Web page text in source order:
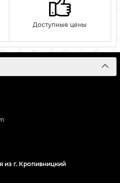
Доступные цены
из г. Кропивницкий